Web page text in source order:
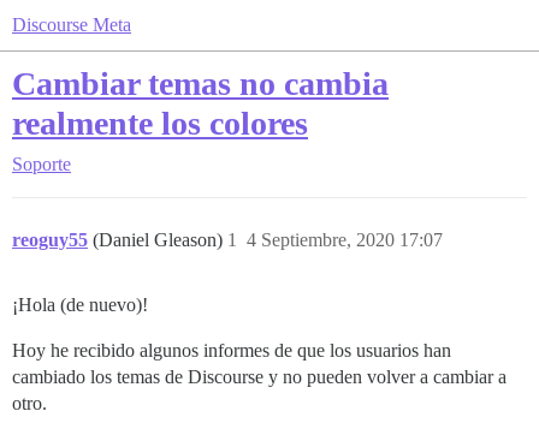
Discourse Meta
Cambiar temas no cambia
realmente los colores
Soporte
reoguy55 (Daniel Gleason) 4 Septiembre, 2020 17:07
1
¡Hola (de nuevo)!
Hoy he recibido algunos informes de que los usuarios han
cambiado los temas de Discourse y no pueden volver a cambiar a
otro.